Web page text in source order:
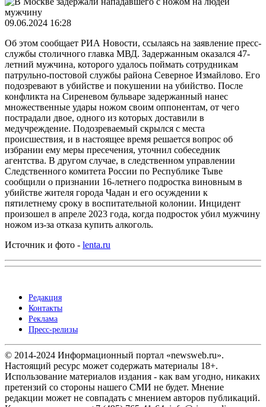
09.06.2024 16:28
Об этом сообщает РИА Новости, ссылаясь на заявление пресс-
службы столичного главка МВД. Задержанным оказался 47-
летний мужчина, которого удалось поймать сотрудникам
патрульно-постовой службы района Северное Измайлово. Его
подозревают в убийстве и покушении на убийство. После
конфликта на Сиреневом бульваре задержанный нанес
множественные удары ножом своим оппонентам, от чего
пострадали двое, одного из которых доставили в
медучреждение. Подозреваемый скрылся с места
происшествия, и в настоящее время решается вопрос об
избрании ему меры пресечения, уточнил собеседник
агентства. В другом случае, в следственном управлении
Следственного комитета России по Республике Тыве
сообщили о признании 16-летнего подростка виновным в
убийстве жителя города Чадан и его осуждении к
пятилетнему сроку в воспитательной колонии. Инцидент
произошел в апреле 2023 года, когда подросток убил мужчину
ножом из-за отказа купить алкоголь.
Источник и фото - lenta.ru
Редакция
Контакты
Реклама
Пресс-релизы
© 2014-2024 Информационный портал «newsweb.ru».
Настоящий ресурс может содержать материалы 18+.
Использование материалов издания - как вам угодно, никаких
претензий со стороны нашего СМИ не будет. Мнение
редакции может не совпадать с мнением авторов публикаций.